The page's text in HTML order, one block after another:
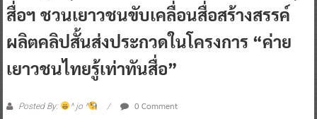
สื่อฯ ชวนเยาวชนขับเคลื่อนสื่อสร้างสรรค์
ผลิตคลิปสั้นส่งประกวดในโครงการ “ค่าย
เยาวชนไทยรู้เท่าทันสื่อ”
Posted By: ^ jo ^ 0 Comment